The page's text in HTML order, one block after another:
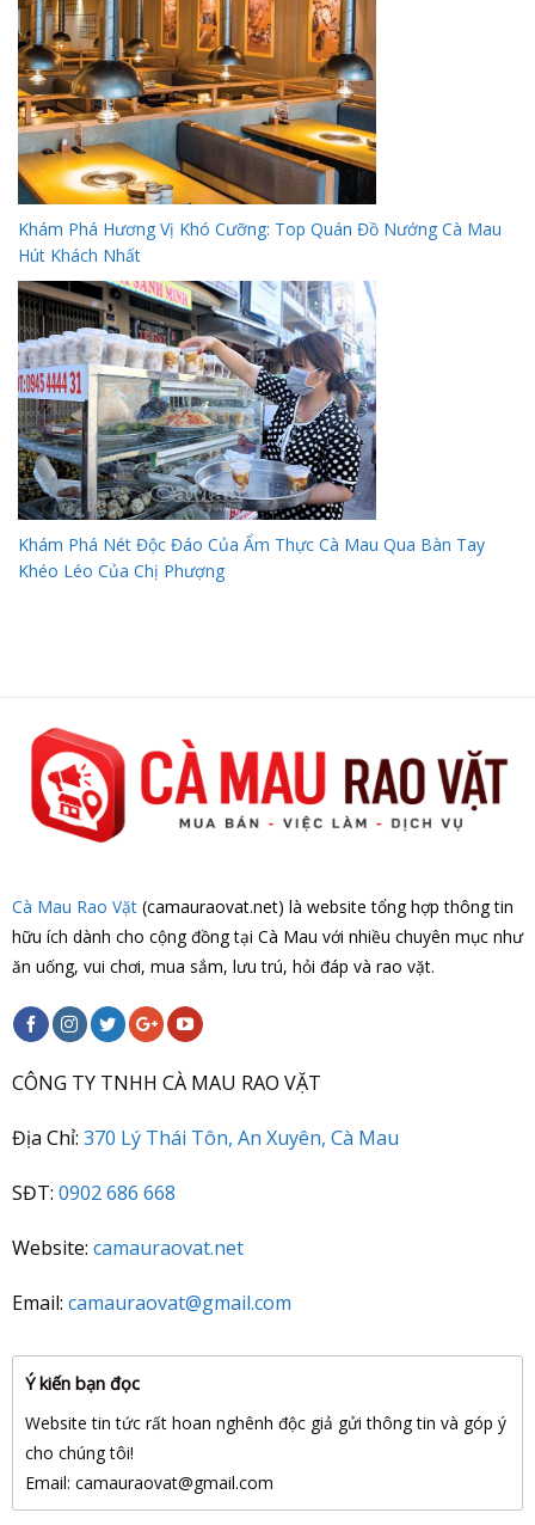
Khám Phá Hương Vị Khó Cưỡng: Top Quán Đồ Nướng Cà Mau
Hút Khách Nhất
Khám Phá Nét Độc Đáo Của Ẩm Thực Cà Mau Qua Bàn Tay
Khéo Léo Của Chị Phượng
Cà Mau Rao Vặt (camauraovat.net) là website tổng hợp thông tin
hữu ích dành cho cộng đồng tại Cà Mau với nhiều chuyên mục như
ăn uống, vui chơi, mua sắm, lưu trú, hỏi đáp và rao vặt.
CÔNG TY TNHH CÀ MAU RAO VẶT
Địa Chỉ: 370 Lý Thái Tôn, An Xuyên, Cà Mau
SĐT: 0902 686 668
Website: camauraovat.net
Email: camauraovat@gmail.com
Ý kiến bạn đọc
Website tin tức rất hoan nghênh độc giả gửi thông tin và góp ý
cho chúng tôi!
Email: camauraovat@gmail.com